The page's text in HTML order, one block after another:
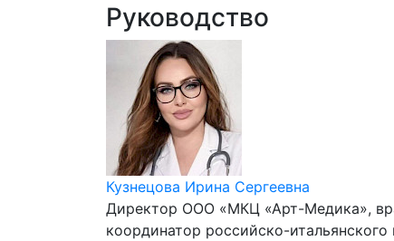
Руководство
Кузнецова Ирина Сергеевна
Директор ООО «МКЦ «Арт-Медика»,
координатор российско-